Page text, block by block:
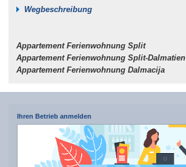
Wegbeschreibung
Appartement Ferienwohnung Split
Appartement Ferienwohnung Split-Dalmatien
Appartement Ferienwohnung Dalmacija
Ihren Betrieb anmelden